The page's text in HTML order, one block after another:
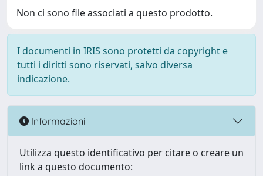
Non ci sono file associati a questo prodotto.
I documenti in IRIS sono protetti da copyright e
tutti i diritti sono riservati, salvo diversa
indicazione.
Informazioni
Utilizza questo identificativo per citare o creare un
link a questo documento: